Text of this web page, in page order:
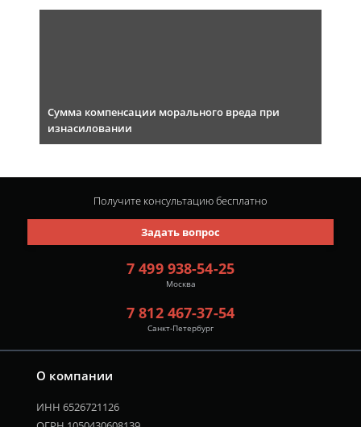
Сумма компенсации морального вреда при
изнасиловании
О компании
ИНН 6526721126
7 499 938-54-25
Москва
7 812 467-37-54
Санкт-Петербург
Задать вопрос
Получите консультациюбесплатно